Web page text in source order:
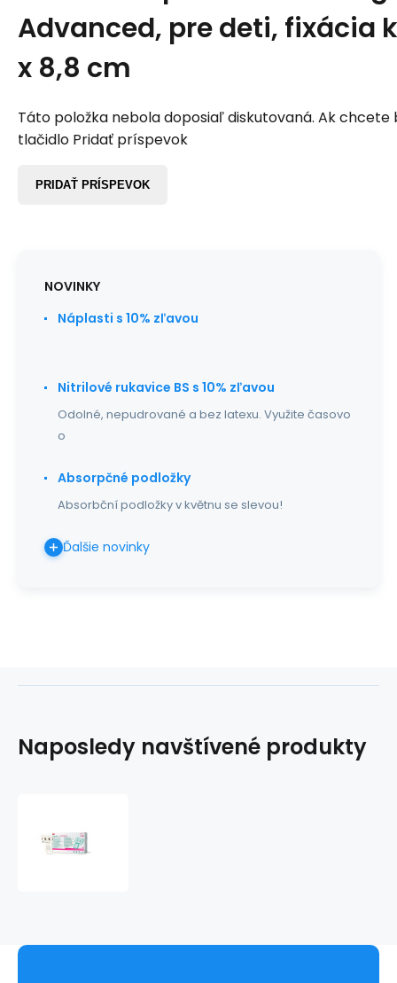
Advanced, pre deti, fixácia
x 8,8 cm
Táto položka nebola doposiaľ diskutovaná. Ak chcete
tlačidlo Pridať príspevok
PRIDAŤ PRÍSPEVOK
NOVINKY
Náplasti s 10% zľavou
Nitrilové rukavice BS s 10% zľavou
Odolné, nepudrované a bez latexu. Využite časovo
o
Absorpčné podložky
Absorbční podložky v květnu se slevou!
Ďalšie novinky
Naposledy navštívené produkty
katétrov,